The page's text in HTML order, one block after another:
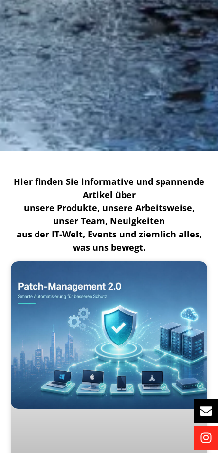
Hier finden Sie informative und spannende
Artikel über
unsere Produkte, unsere Arbeitsweise,
unser Team, Neuigkeiten
aus der IT-Welt, Events und ziemlich alles,
was uns bewegt.